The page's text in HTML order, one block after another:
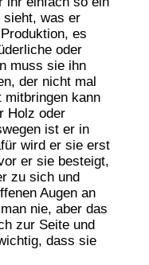
sieht, was er
es
oder
muss sie ihn
der nicht mal
mitbringen kann
Holz oder
ist er in
wird er sie erst
er sie besteigt,
zu sich und
Augen an
nie, aber das
zur Seite und
dass sie